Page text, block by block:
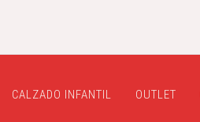
CALZADO INFANTIL OUTLET